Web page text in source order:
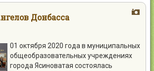
Войти
Донбасса
01 октября 2020 года в муниципальных
общеобразовательных учреждениях
города Ясиноватая состоялась